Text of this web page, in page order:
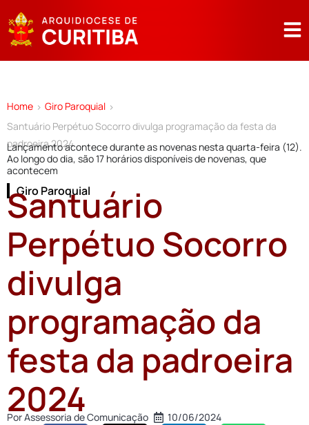
Home > Giro Paroquial >
Santuário Perpétuo Socorro divulga programação da festa da
padroeira 2024
Lançamento acontece durante as novenas nesta quarta-feira (12).
Ao longo do dia, são 17 horários disponíveis de novenas, que
acontecem
Giro Paroquial
Santuário
Perpétuo Socorro
divulga
programação da
festa da padroeira
2024
PorAssessoria de Comunicação 10/06/2024